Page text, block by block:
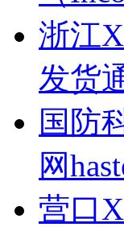
浙江
发货
国防
网
营口